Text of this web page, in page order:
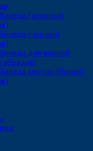
(зеленый
(черный
для ванной
абразив)
мягкая (белый